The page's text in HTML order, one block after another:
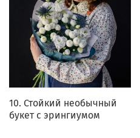
10. Стойкий необычный
букет с эрингиумом